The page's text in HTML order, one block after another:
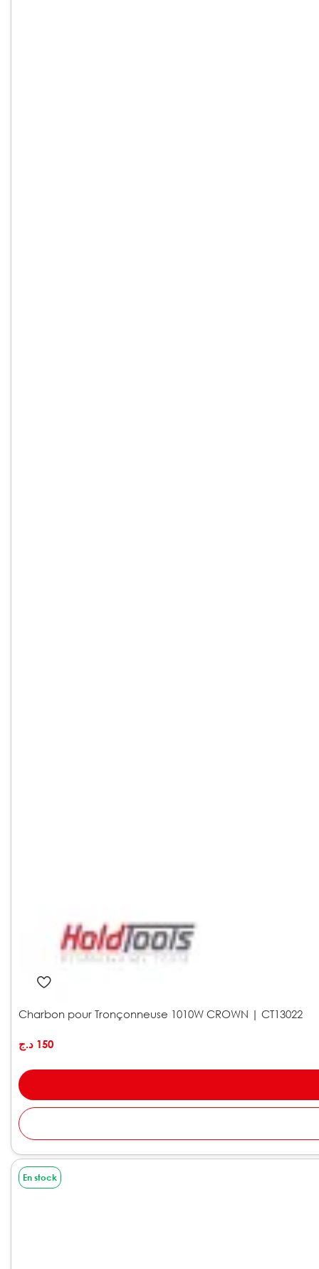
Charbon pour Tronçonneuse 1010W CROWN | CT13022
150 د.ج
En stock